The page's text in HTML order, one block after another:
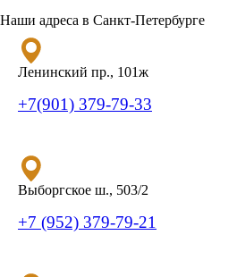
Наши адреса в Санкт-Петербурге
Ленинский пр., 101ж
+7(901) 379-79-33
Выборгское ш., 503/2
+7 (952) 379-79-21